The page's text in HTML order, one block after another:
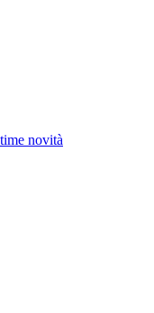
novità